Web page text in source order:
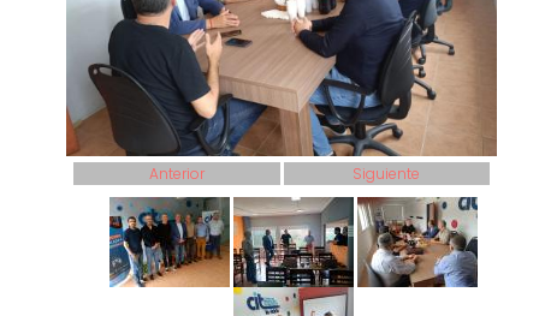
Anterior Siguiente